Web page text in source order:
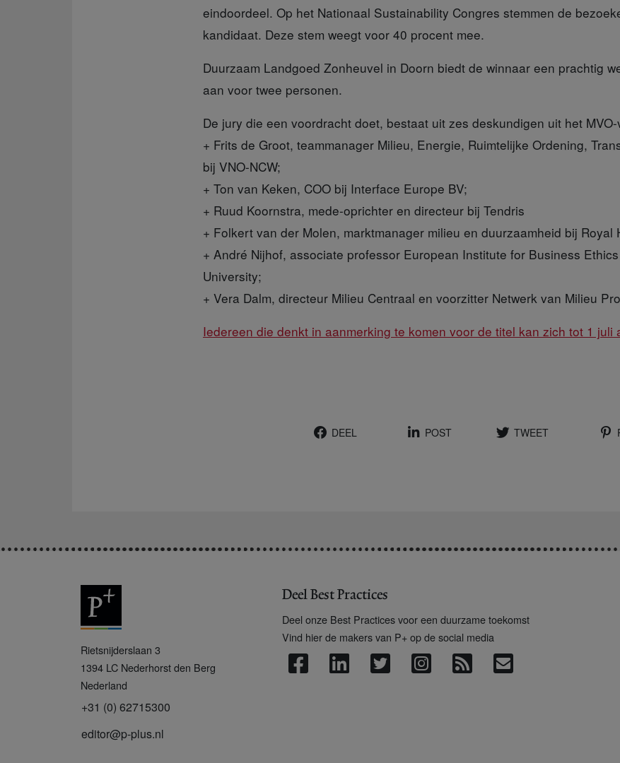
eindoordeel. Op het Nationaal Sustainability Congres stemmen de
kandidaat. Deze stem weegt voor 40 procent mee.
Duurzaam Landgoed Zonheuvel in Doorn biedt de winnaar een prachtig
aan voor twee personen.
De jury die een voordracht doet, bestaat uit zes deskundigen uit het
+ Frits de Groot, teammanager Milieu, Energie, Ruimtelijke Ordening,
bij VNO-NCW;
+ Ton van Keken, COO bij Interface Europe BV;
+ Ruud Koornstra, mede-oprichter en directeur bij Tendris
+ Folkert van der Molen, marktmanager milieu en duurzaamheid bij Royal
+ André Nijhof, associate professor European Institute for Business
University;
+ Vera Dalm, directeur Milieu Centraal en voorzitter Netwerk van Milieu
Iedereen die denkt in aanmerking te komen voor de titel kan zich tot 1 juli
DEEL POST TWEET
+
Rietsnijderslaan 3
1394 LC Nederhorst den Berg
Nederland
+31 (0) 62715300
editor@p-plus.nl
Deel Best Practices
Deel onze Best Practices voor een duurzame toekomst
Vind hier de makers van P+ op de social media